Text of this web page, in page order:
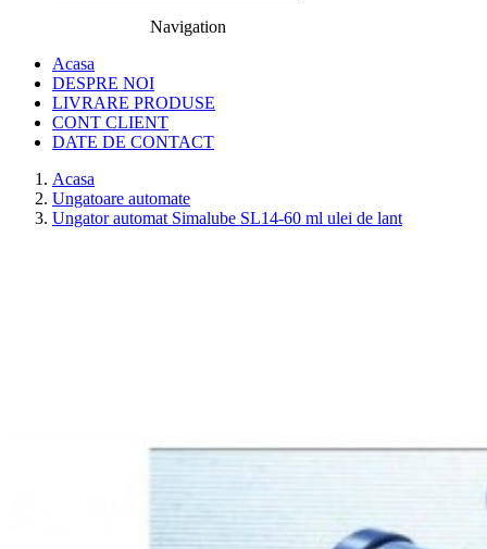
Navigation
Acasa
DESPRE NOI
LIVRARE PRODUSE
CONT CLIENT
DATE DE CONTACT
Acasa
Ungatoare automate
Ungator automat Simalube SL14-60 ml ulei de lant